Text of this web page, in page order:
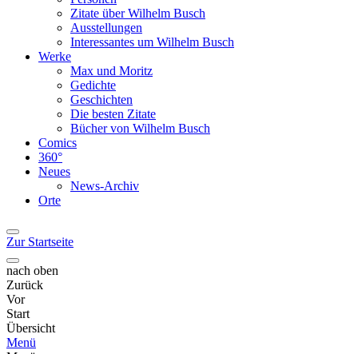
Zitate über Wilhelm Busch
Ausstellungen
Interessantes um Wilhelm Busch
Werke
Max und Moritz
Gedichte
Geschichten
Die besten Zitate
Bücher von Wilhelm Busch
Comics
360°
Neues
News-Archiv
Orte
Zur Startseite
nach oben
Zurück
Vor
Start
Übersicht
Menü